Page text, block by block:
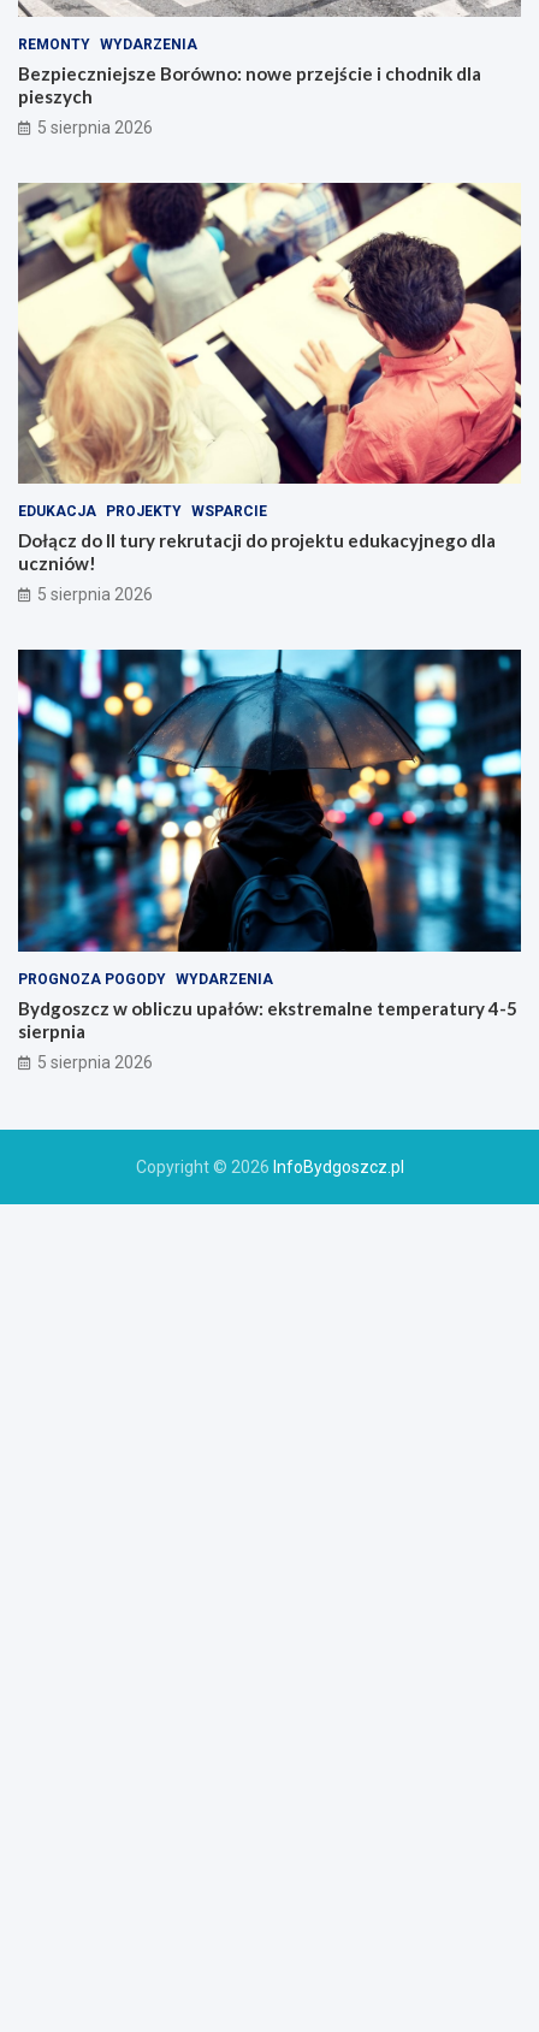
REMONTY WYDARZENIA
Bezpieczniejsze Borówno: nowe przejście i chodnik dla
pieszych
5 sierpnia 2026
EDUKACJA PROJEKTY WSPARCIE
Dołącz do II tury rekrutacji do projektu edukacyjnego dla
uczniów!
5 sierpnia 2026
PROGNOZA POGODY WYDARZENIA
Bydgoszcz w obliczu upałów: ekstremalne temperatury 4-5
sierpnia
5 sierpnia 2026
Copyright © 2026 InfoBydgoszcz.pl